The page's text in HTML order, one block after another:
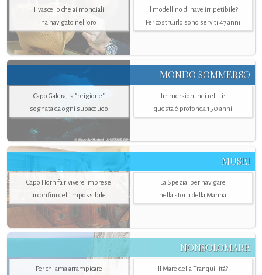
Il vascello che ai mondiali
ha navigato nell’oro
Il modellino di nave irripetibile?
Per costruirlo sono serviti 47 anni
MONDO SOMMERSO
Capo Galera, la "prigione"
sognata da ogni subacqueo
Immersioni nei relitti:
questa è profonda 150 anni
MUSEI
Capo Horn fa rivivere imprese
ai confini dell’impossibile
La Spezia. per navigare
nella storia della Marina
NONSOLOMARE
Per chi ama arrampicare
Il Mare della Tranquillità?